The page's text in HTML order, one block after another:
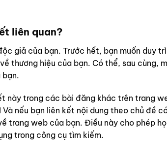
liên quan?
giả của bạn. Trước hết, bạn muốn duy
thương hiệu của bạn. Có thể, sau cùng,
bạn.
này trong các bài đăng khác trên trang
nếu bạn liên kết nội dung theo chủ đề
trang web của bạn. Điều này cho phép
trong công cụ tìm kiếm.